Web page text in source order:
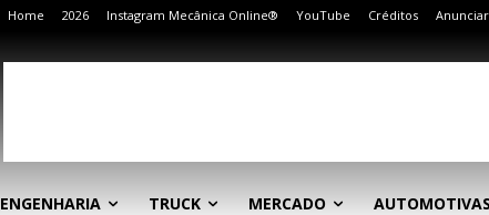
Home 2026 Instagram Mecânica Online® YouTube Créditos Anunciar
ENGENHARIA TRUCK MERCADO AUTOMOTIVAS